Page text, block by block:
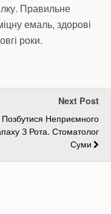
Правильне
емаль, здорові
роки.
Next Post
Неприємного
З Рота. Стоматолог
Суми